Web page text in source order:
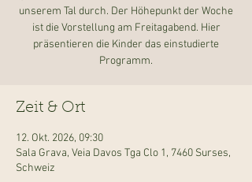
unserem Tal durch. Der Höhepunkt der Woche
ist die Vorstellung am Freitagabend. Hier
präsentieren die Kinder das einstudierte
Programm.
Zeit & Ort
12. Okt. 2026, 09:30
Sala Grava, Veia Davos Tga Clo 1, 7460 Surses,
Schweiz